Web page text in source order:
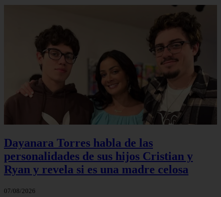
Dayanara Torres habla de las
personalidades de sus hijos Cristian y
Ryan y revela si es una madre celosa
07/08/2026